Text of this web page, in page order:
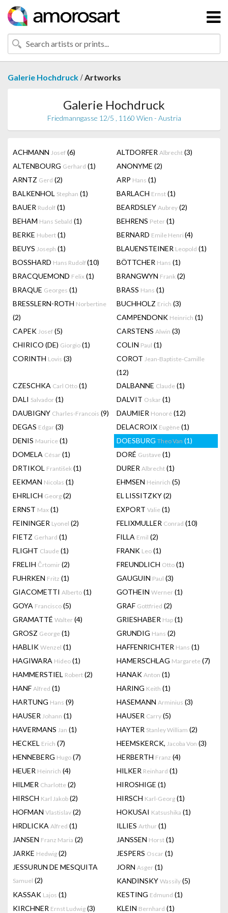
Galerie Hochdruck /Artworks
Galerie Hochdruck
Friedmanngasse 12/5 , 1160 Wien - Austria
ACHMANN Josef (6) ALTDORFER Albrecht (3)
ALTENBOURG Gerhard (1) ANONYME (2)
ARNTZ Gerd (2) ARP Hans (1)
BALKENHOL Stephan (1) BARLACH Ernst (1)
BAUER Rudolf (1) BEARDSLEY Aubrey (2)
BEHAM Hans Sebald (1) BEHRENS Peter (1)
BERKE Hubert (1) BERNARD Emile Henri (4)
BEUYS Joseph (1) BLAUENSTEINER Leopold (1)
BOSSHARD Hans Rudolf(10) BÖTTCHER Hans (1)
BRACQUEMOND Felix (1) BRANGWYN Frank (2)
BRAQUE Georges (1) BRASS Hans (1)
BRESSLERN-ROTH Norbertine
(2)
BUCHHOLZ Erich (3)
CAMPENDONK Heinrich (1)
CAPEK Josef (5) CARSTENS Alwin (3)
CHIRICO (DE) Giorgio (1) COLIN Paul (1)
CORINTH Lovis (3) COROT Jean-Baptiste-Camille
(12)
CZESCHKA Carl Otto (1) DALBANNE Claude (1)
DALI Salvador (1) DALVIT Oskar (1)
DAUBIGNY Charles-Francois (9) DAUMIER Honoré (12)
DEGAS Edgar (3) DELACROIX Eugène (1)
DENIS Maurice (1) DOESBURG Theo Van (1)
DOMELA César (1) DORÉ Gustave (1)
DRTIKOL František (1) DURER Albrecht (1)
EEKMAN Nicolas (1) EHMSEN Heinrich (5)
EHRLICH Georg (2) EL LISSITZKY(2)
ERNST Max (1) EXPORT Valie (1)
FEININGER Lyonel (2) FELIXMULLER Conrad (10)
FIETZ Gerhard (1) FILLA Emil (2)
FLIGHT Claude (1) FRANK Leo (1)
FRELIH Črtomir (2) FREUNDLICH Otto (1)
FUHRKEN Fritz (1) GAUGUIN Paul (3)
GIACOMETTI Alberto (1) GOTHEIN Werner (1)
GOYA Francisco (5) GRAF Gottfried (2)
GRAMATTÉ Walter (4) GRIESHABER Hap (1)
GROSZ George (1) GRUNDIG Hans (2)
HABLIK Wenzel (1) HAFFENRICHTER Hans (1)
HAGIWARA Hideo (1) HAMERSCHLAG Margarete (7)
HAMMERSTIEL Robert (2) HANAK Anton (1)
HANF Alfred (1) HARING Keith (1)
HARTUNG Hans (9) HASEMANN Arminius (3)
HAUSER Johann (1) HAUSER Carry (5)
HAVERMANS Jan (1) HAYTER Stanley William (2)
HECKEL Erich (7) HEEMSKERCK, Jacoba Von (3)
HENNEBERG Hugo (7) HERBERTH Franz (4)
HEUER Heinrich (4) HILKER Reinhard (1)
HILMER Charlotte (2) HIROSHIGE (1)
HIRSCH Karl Jakob (2) HIRSCH Karl-Georg (1)
HOFMAN Vlastislav (2) HOKUSAI Katsushika (1)
HRDLICKA Alfred (1) ILLIES Arthur (1)
JANSEN Franz Maria (2) JANSSEN Horst (1)
JARKE Hedwig (2) JESPERS Oscar (1)
JESSURUN DE MESQUITA
Samuel (2)
JORN Asger (1)
KANDINSKY Wassily (5)
KASSAK Lajos (1) KESTING Edmund (1)
KIRCHNER Ernst Ludwig (3) KLEIN Bernhard (1)